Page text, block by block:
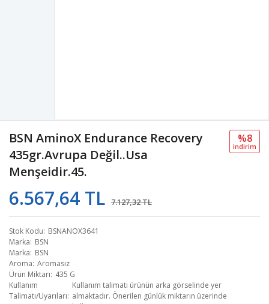
BSN AminoX Endurance Recovery
435gr.Avrupa Değil..Usa
Menşeidir.45.
6.567,64 TL 7.127,32 TL
%8
i̇ndi̇ri̇m
Stok Kodu BSNANOX3641
Marka BSN
Marka BSN
Aroma Aromasız
Ürün Miktarı 435 G
Kullanım
Talimatı/Uyarıları
Kullanım talimatı ürünün arka görselinde yer
almaktadır. Önerilen günlük miktarın üzerinde